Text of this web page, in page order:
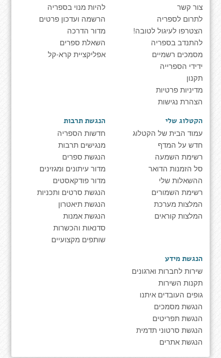
צור קשר
לתרום לספריה
הצטרפו לעיגול לטובה!
להתנדב בספריה
מסמכים רשמיים
ידידי הספרייה
תקנון
מדיניות פרטיות
הצהרת נגישות
להיות מנוי בספריה
הרשמה ועדכון פרטים
מדור הדרכה
השאלת ספרים
אפליקציית קרא-קל
הקטלוג שלי
עמוד הבית של הקטלוג
חדש על המדף
רשימת השמעה
סל הזמנות הדואר
ההשאלות שלי
רשימת השמורים
המלצות מערכת
המלצות קוראים
הנגשת תרבות
חדשות הספריה
מנגישים תרבות
הנגשת ספרים
מדור עיתונים ומגזינים
מדור פודקאסטים
הנגשת סרטים ותכניות
הנגשת תיאטרון
הנגשת אמנות
סדנאות והכשרות
שותפים מקצועיים
הנגשת מידע
שירות לחברות וארגונים
תקנות השירות
גופים העובדים איתנו
הנגשת מסמכים
הנגשת תפריטים
הנגשת סרטוני תדמית
הנגשת אתרים